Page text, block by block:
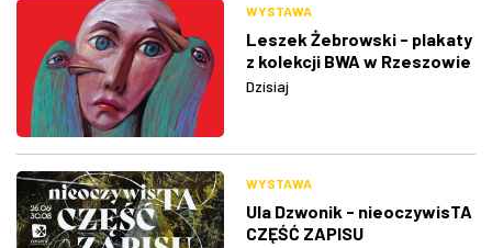
WYSTAWA
Leszek Żebrowski - plakaty
z kolekcji BWA w Rzeszowie
Dzisiaj
WYSTAWA
Ula Dzwonik - nieoczywisTA
CZĘŚĆ ZAPISU